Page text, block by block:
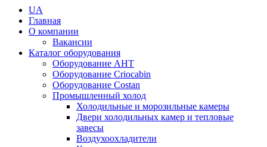
UA
Главная
О компании
Вакансии
Каталог оборудования
Оборудование AHT
Оборудование Criocabin
Оборудование Costan
Промышленный холод
Холодильные и морозильные камеры
Двери холодильных камер и тепловые
завесы
Воздухоохладители